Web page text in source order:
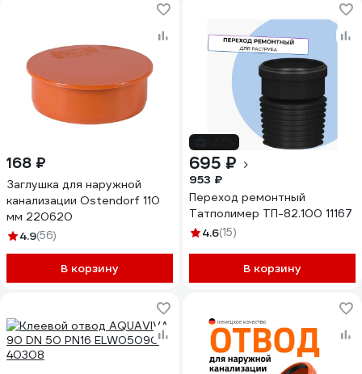
168 ₽
Заглушка для наружной
канализации Ostendorf 110
мм 220620
4.9(56)
В корзину
695 ₽
953 ₽
Переход ремонтный
Татполимер ТП-82.100 11167
4.6(15)
В корзину